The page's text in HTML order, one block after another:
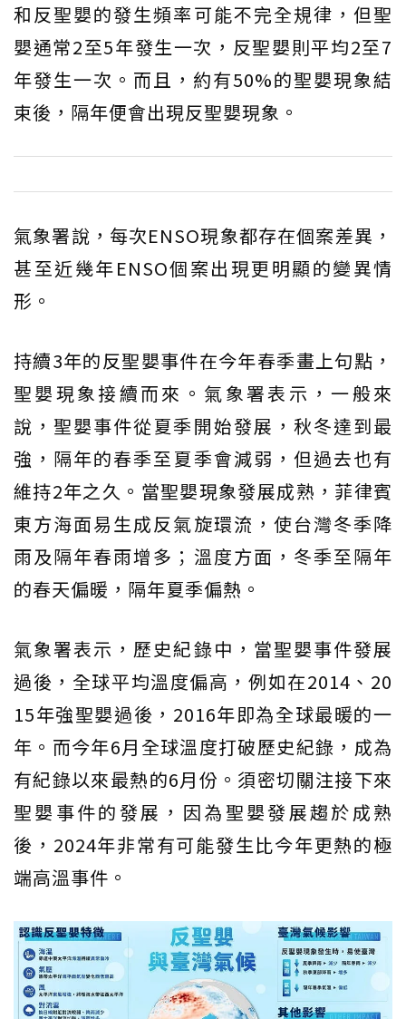
和反聖嬰的發生頻率可能不完全規律，但聖
嬰通常2至5年發生一次，反聖嬰則平均2至7
年發生一次。而且，約有50%的聖嬰現象結
束後，隔年便會出現反聖嬰現象。
氣象署說，每次ENSO現象都存在個案差異，
甚至近幾年ENSO個案出現更明顯的變異情
形。
持續3年的反聖嬰事件在今年春季畫上句點，
聖嬰現象接續而來。氣象署表示，一般來
說，聖嬰事件從夏季開始發展，秋冬達到最
強，隔年的春季至夏季會減弱，但過去也有
維持2年之久。當聖嬰現象發展成熟，菲律賓
東方海面易生成反氣旋環流，使台灣冬季降
雨及隔年春雨增多；溫度方面，冬季至隔年
的春天偏暖，隔年夏季偏熱。
氣象署表示，歷史紀錄中，當聖嬰事件發展
過後，全球平均溫度偏高，例如在2014、20
15年強聖嬰過後，2016年即為全球最暖的一
年。而今年6月全球溫度打破歷史紀錄，成為
有紀錄以來最熱的6月份。須密切關注接下來
聖嬰事件的發展，因為聖嬰發展趨於成熟
後，2024年非常有可能發生比今年更熱的極
端高溫事件。